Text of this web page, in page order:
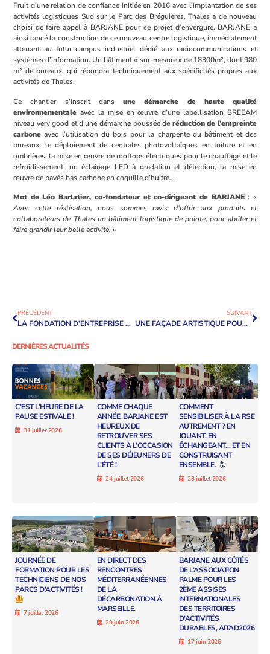
Fruit d’une relation de confiance initiée en 2016 avec l’implantation de ses
activités logistiques Sud sur le Parc des Bréguières, Thales a de nouveau
choisi de faire appel à BARJANE pour ce projet d’envergure. BARJANE a
ainsi lancé la construction de ce nouveau centre logistique, immédiatement
attenant au futur campus industriel dédié aux radiocommunications et
systèmes d’information. Un bâtiment « sur-mesure » de 18300m², dont 980
m² de bureaux, qui répondra techniquement aux spécificités propres aux
activités de Thales.
Ce chantier s’inscrit dans une démarche de haute qualité
environnementale avec la mise en œuvre d’une labellisation BREEAM
niveau very good et d’une démarche poussée de réduction de l’empreinte
carbone avec l’utilisation du bois pour la charpente du bâtiment et des
bureaux, le déploiement de centrales photovoltaïques en toiture et en
ombrières, la mise en œuvre de rooftops électriques pour le chauffage et le
refroidissement, un éclairage LED à gradation et détection, la mise en
œuvre de pavés bas carbone en coquille d’huitre…
Mot de Léo Barlatier, co-fondateur et co-dirigeant de BARJANE: «
Avec cette réalisation, nous sommes ravis d’offrir aux produits et
collaborateurs de Thales un bâtiment logistique de pointe, pour abriter et
faire grandir leur belle activité. »
PRÉCÉDENT
LA FONDATION D’ENTREPRISE BARJANE X NICOLAS SAVANT-AIRA : EN ROUTE VERS LES JEUX PARALYMPIQUES DE PARIS 2024
SUIVANT
UNE FAÇADE ARTISTIQUE POUR LE PÔLE LOGISTIQUE BARJANE AEROLIANS PARIS : FAIRE ENTRER L’ART AU CŒUR DE LA LOGISTIQUE INDUSTRIELLE
DERNIÈRES ACTUALITÉS
C’EST L’HEURE DE LA
PAUSE ESTIVALE !
31 juillet 2026
COMME CHAQUE
ANNÉE, BARJANE EST
HEUREUX DE
RETROUVER SES
CLIENTS À L’OCCASION
DE SES DÉJEUNERS DE
L’ÉTÉ !
24 juillet 2026
COMMENT
SENSIBILISER À LA RSE
AUTREMENT ? EN
JOUANT, EN
ÉCHANGEANT… ET EN
CONSTRUISANT
ENSEMBLE.
23 juillet 2026
JOURNÉE DE
FORMATION POUR LES
TECHNICIENS DE NOS
PARCS D’ACTIVITÉS !
7 juillet 2026
EN DIRECT DES
RENCONTRES
MÉDITERRANÉENNES
DE LA
DÉCARBONATION À
MARSEILLE.
29 juin 2026
BARJANE AUX CÔTÉS
DE L’ASSOCIATION
PALME POUR LES
2ÈME ASSISES
INTERNATIONALES
DES TERRITOIRES
D’ACTIVITÉS
DURABLES, AITAD2026
17 juin 2026